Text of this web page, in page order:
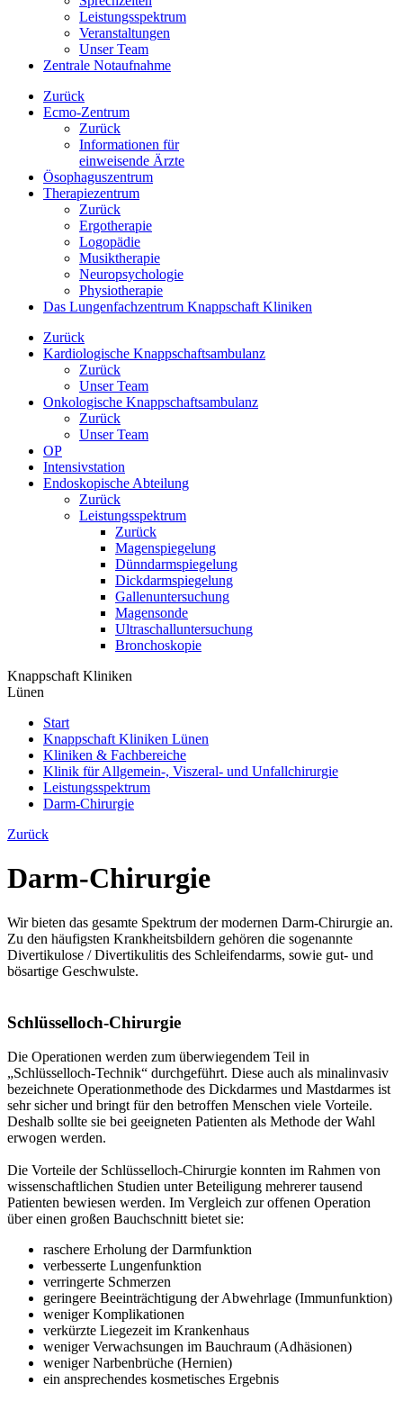
Leistungsspektrum
Veranstaltungen
Unser Team
Zentrale Notaufnahme
Zurück
Ecmo-Zentrum
Zurück
Informationen für
einweisende Ärzte
Ösophaguszentrum
Therapiezentrum
Zurück
Ergotherapie
Logopädie
Musiktherapie
Neuropsychologie
Physiotherapie
Das Lungenfachzentrum Knappschaft Kliniken
Zurück
Kardiologische Knappschaftsambulanz
Zurück
Unser Team
Onkologische Knappschaftsambulanz
Zurück
Unser Team
OP
Intensivstation
Endoskopische Abteilung
Zurück
Leistungsspektrum
Zurück
Magenspiegelung
Dünndarmspiegelung
Dickdarmspiegelung
Gallenuntersuchung
Magensonde
Ultraschalluntersuchung
Bronchoskopie
Knappschaft Kliniken
Lünen
Start
Knappschaft Kliniken Lünen
Kliniken & Fachbereiche
Klinik für Allgemein-, Viszeral- und Unfallchirurgie
Leistungsspektrum
Darm-Chirurgie
Zurück
Darm-Chirurgie
Wir bieten das gesamte Spektrum der modernen Darm-Chirurgie an.
Zu den häufigsten Krankheitsbildern gehören die sogenannte
Divertikulose / Divertikulitis des Schleifendarms, sowie gut- und
bösartige Geschwulste.
Schlüsselloch-Chirurgie
Die Operationen werden zum überwiegendem Teil in
„Schlüsselloch-Technik“ durchgeführt. Diese auch als minalinvasiv
bezeichnete Operationmethode des Dickdarmes und Mastdarmes ist
sehr sicher und bringt für den betroffen Menschen viele Vorteile.
Deshalb sollte sie bei geeigneten Patienten als Methode der Wahl
erwogen werden.
Die Vorteile der Schlüsselloch-Chirurgie konnten im Rahmen von
wissenschaftlichen Studien unter Beteiligung mehrerer tausend
Patienten bewiesen werden. Im Vergleich zur offenen Operation
über einen großen Bauchschnitt bietet sie:
raschere Erholung der Darmfunktion
verbesserte Lungenfunktion
verringerte Schmerzen
geringere Beeinträchtigung der Abwehrlage (Immunfunktion)
weniger Komplikationen
verkürzte Liegezeit im Krankenhaus
weniger Verwachsungen im Bauchraum (Adhäsionen)
weniger Narbenbrüche (Hernien)
ein ansprechendes kosmetisches Ergebnis